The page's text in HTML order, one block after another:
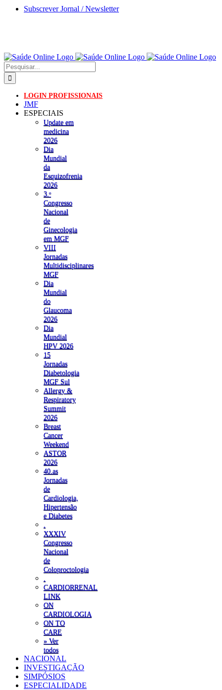
Skip
Subscrever Jornal / Newsletter
Pesquisar
LOGIN PROFISSIONAIS
JMF
ESPECIAIS
Update em
medicina
2026
Dia
Mundial
da
Esquizofrenia
2026
3.ᵒ
Congresso
Nacional
de
Ginecologia
em MGF
VIII
Jornadas
Multidisciplinares
MGF
Dia
Mundial
do
Glaucoma
2026
Dia
Mundial
HPV 2026
15
Jornadas
Diabetologia
MGF Sul
Allergy &
Respiratory
Summit
2026
Breast
Cancer
Weekend
ASTOR
2026
40.as
Jornadas
de
Cardiologia,
Hipertensão
e Diabetes
XXXIV
Congresso
Nacional
de
Coloproctologia
CARDIORRENAL
LINK
ON
CARDIOLOGIA
ON TO
CARE
» Ver
todos
NACIONAL
INVESTIGAÇÃO
SIMPÓSIOS
ESPECIALIDADE